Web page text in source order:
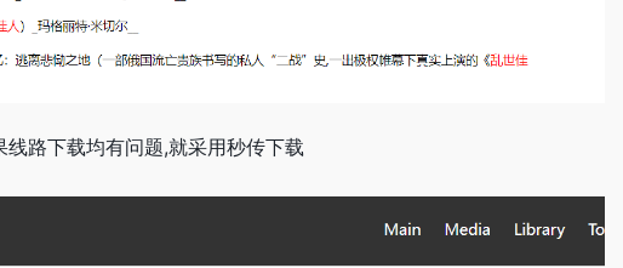
路下载均有问题,就采用秒传下载